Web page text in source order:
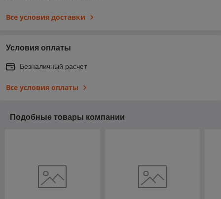
Все условия доставки
Условия оплаты
Безналичный расчет
Все условия оплаты
Подобные товары компании